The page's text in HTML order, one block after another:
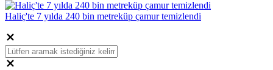
Haliç'te 7 yılda 240 bin metreküp çamur temizlendi